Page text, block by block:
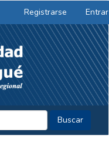
Registrarse Entrar
Buscar